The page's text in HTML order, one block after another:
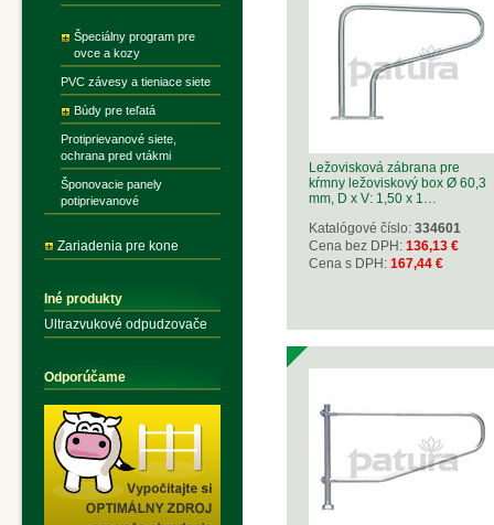
Špeciálny program pre
ovce a kozy
PVC závesy a tieniace siete
Búdy pre teľatá
Protiprievanové siete,
ochrana pred vtákmi
Šponovacie panely
potiprievanové
Zariadenia pre kone
Iné produkty
Ultrazvukové odpudzovače
Odporúčame
Ležovisková zábrana pre
kŕmny ležoviskový box Ø 60,3
mm, D x V: 1,50 x 1…
Katalógové číslo: 334601
Cena bez DPH: 136,13 €
Cena s DPH: 167,44 €